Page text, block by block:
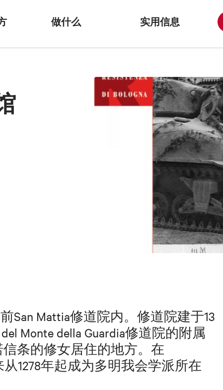
做什么 实用信息
Mattia修道院内。修道院建于13
Monte della Guardia修道院的附属
条的修女居住的地方。在
从1278年起成为多明我会学派所在